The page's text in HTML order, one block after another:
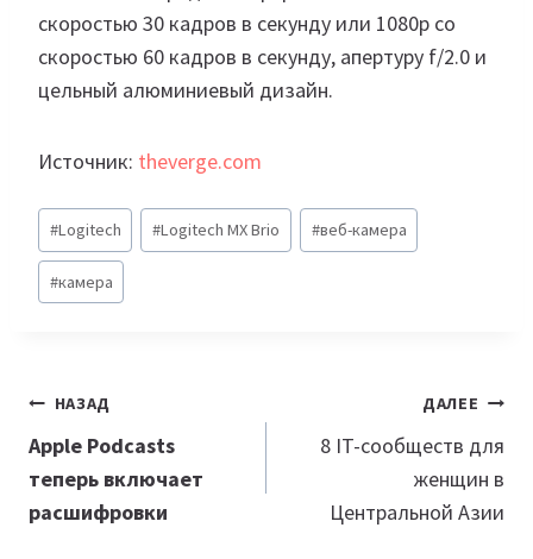
скоростью 30 кадров в секунду или 1080p со
скоростью 60 кадров в секунду, апертуру f/2.0 и
цельный алюминиевый дизайн.
Источник: theverge.com
Метки
записи:
#Logitech #Logitech MX Brio #веб-камера
#камера
Навигация
по
записям
НАЗАД
Apple Podcasts
теперь включает
расшифровки
ДАЛЕЕ
8 IT-сообществ для
женщин в
Центральной Азии